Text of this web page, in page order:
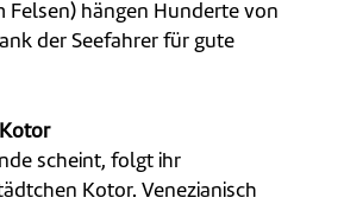
Felsen) hängen Hunderte von
der Seefahrer für gute
scheint, folgt ihr
Kotor. Venezianisch